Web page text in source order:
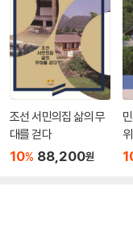
조선 서민의집 삶의 무
대를 걷다
10% 88,200원